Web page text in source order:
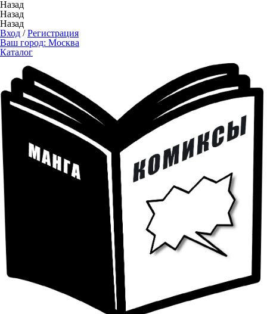
Назад
Назад
Назад
Вход /Регистрация
Ваш город: Москва
Каталог